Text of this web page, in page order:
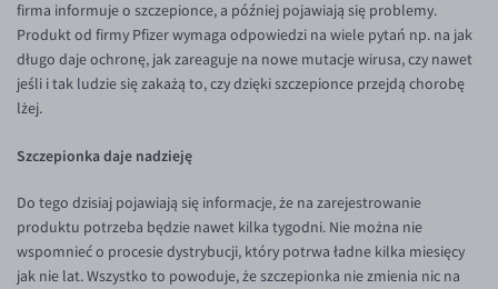
ZAR/PLN
EUR/USD
EUR/GBP
EUR/CZK
EUR/DKK
EUR/NOK
EUR/SEK
firma informuje o szczepionce, a później pojawiają się problemy.
Produkt od firmy Pfizer wymaga odpowiedzi na wiele pytań np. na jak
długo daje ochronę, jak zareaguje na nowe mutacje wirusa, czy nawet
jeśli i tak ludzie się zakażą to, czy dzięki szczepionce przejdą chorobę
lżej.
Szczepionka daje nadzieję
Do tego dzisiaj pojawiają się informacje, że na zarejestrowanie
produktu potrzeba będzie nawet kilka tygodni. Nie można nie
wspomnieć o procesie dystrybucji, który potrwa ładne kilka miesięcy
jak nie lat. Wszystko to powoduje, że szczepionka nie zmienia nic na